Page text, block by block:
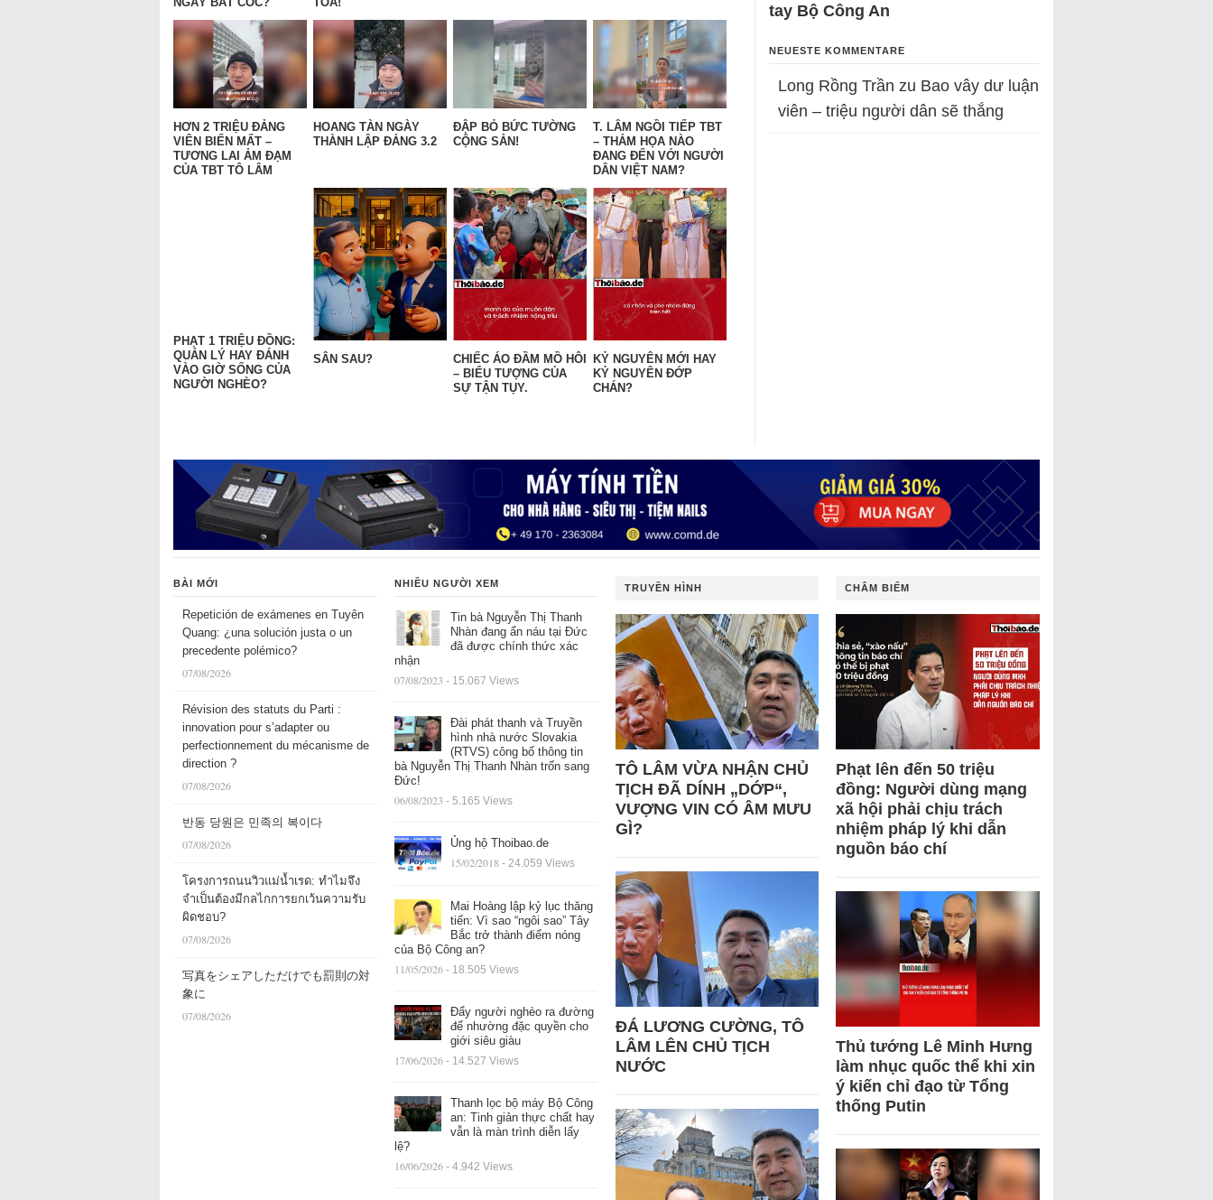
HƠN 2 TRIỆU ĐẢNG
VIÊN BIẾN MẤT –
TƯƠNG LAI ẢM ĐẠM
CỦA TBT TÔ LÂM
HOANG TÀN NGÀY
THÀNH LẬP ĐẢNG 3.2
ĐẬP BỎ BỨC TƯỜNG
CỘNG SẢN!
T. LÂM NGỒI TIẾP TBT
– THẢM HỌA NÀO
ĐANG ĐẾN VỚI NGƯỜI
DÂN VIỆT NAM?
PHẠT 1 TRIỆU ĐỒNG:
QUẢN LÝ HAY ĐÁNH
VÀO GIỜ SỐNG CỦA
NGƯỜI NGHÈO?
SÂN SAU?
CHIẾC ÁO ĐẦM MỒ HÔI
– BIỂU TƯỢNG CỦA
SỰ TẬN TỤY.
KỶ NGUYÊN MỚI HAY
KỶ NGUYÊN ĐỚP
CHÁN?
tay Bộ Công An
NEUESTE KOMMENTARE
Long Rồng Trần zu Bao vây dư luận
viên – triệu người dân sẽ thắng
BÀI MỚI
Repetición de exámenes en Tuyên
Quang: ¿una solución justa o un
precedente polémico?
07/08/2026
Révision des statuts du Parti :
innovation pour s’adapter ou
perfectionnement du mécanisme de
direction ?
07/08/2026
반동 당원은 민족의 복이다
07/08/2026
โครงการถนนวิวแม่น้ำเรด: ทำไมจึง
จำเป็นต้องมีกลไกการยกเว้นความรับ
ผิดชอบ?
07/08/2026
写真をシェアしただけでも罰則の対
象に
07/08/2026
NHIỀU NGƯỜI XEM
Tin bà Nguyễn Thị Thanh
Nhàn đang ẩn náu tại Đức
đã được chính thức xác
nhận
07/08/2023 - 15.067 Views
Đài phát thanh và Truyền
hình nhà nước Slovakia
(RTVS) công bố thông tin
bà Nguyễn Thị Thanh Nhàn trốn sang
Đức!
06/08/2023 - 5.165 Views
Ủng hộ Thoibao.de
15/02/2018 - 24.059 Views
Mai Hoàng lập kỷ lục thăng
tiến: Vì sao “ngôi sao” Tây
Bắc trở thành điểm nóng
của Bộ Công an?
11/05/2026 - 18.505 Views
Đẩy người nghèo ra đường
để nhường đặc quyền cho
giới siêu giàu
17/06/2026 - 14.527 Views
Thanh lọc bộ máy Bộ Công
an: Tinh giản thực chất hay
vẫn là màn trình diễn lấy
lệ?
16/06/2026 - 4.942 Views
TRUYỀN HÌNH
TÔ LÂM VỪA NHẬN CHỦ
TỊCH ĐÃ DÍNH „DỚP“,
VƯỢNG VIN CÓ ÂM MƯU
GÌ?
ĐÁ LƯƠNG CƯỜNG, TÔ
LÂM LÊN CHỦ TỊCH
NƯỚC
CHÂM BIẾM
Phạt lên đến 50 triệu
đồng: Người dùng mạng
xã hội phải chịu trách
nhiệm pháp lý khi dẫn
nguồn báo chí
Thủ tướng Lê Minh Hưng
làm nhục quốc thể khi xin
ý kiến chỉ đạo từ Tổng
thống Putin